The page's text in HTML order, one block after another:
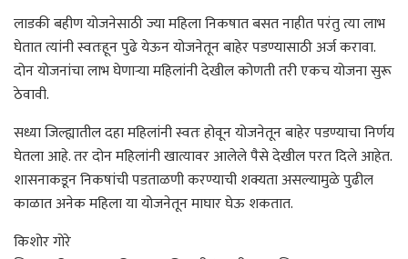
लाडकी बहीण योजनेसाठी ज्या महिला निकषात बसत नाहीत परंतु त्या लाभ
घेतात त्यांनी स्वतःहून पुढे येऊन योजनेतून बाहेर पडण्यासाठी अर्ज करावा.
दोन योजनांचा लाभ घेणार्‍या महिलांनी देखील कोणती तरी एकच योजना सुरू
ठेवावी.
सध्या जिल्ह्यातील दहा महिलांनी स्वतः होवून योजनेतून बाहेर पडण्याचा निर्णय
घेतला आहे. तर दोन महिलांनी खात्यावर आलेले पैसे देखील परत दिले आहेत.
शासनाकडून निकषांची पडताळणी करण्याची शक्यता असल्यामुळे पुढील
काळात अनेक महिला या योजनेतून माघार घेऊ शकतात.
किशोर गोरे